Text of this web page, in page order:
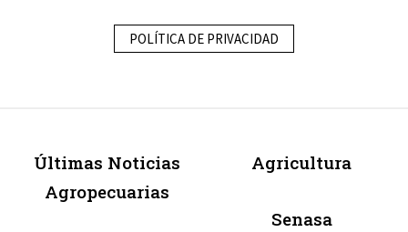
POLÍTICA DE PRIVACIDAD
Últimas Noticias
Agropecuarias
Agricultura
Senasa